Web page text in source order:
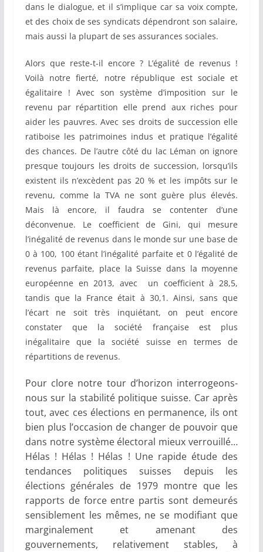
dans le dialogue, et il s’implique car sa voix compte,
et des choix de ses syndicats dépendront son salaire,
mais aussi la plupart de ses assurances sociales.
Alors que reste-t-il encore ? L’égalité de revenus !
Voilà notre fierté, notre république est sociale et
égalitaire ! Avec son système d’imposition sur le
revenu par répartition elle prend aux riches pour
aider les pauvres. Avec ses droits de succession elle
ratiboise les patrimoines indus et pratique l’égalité
des chances. De l’autre côté du lac Léman on ignore
presque toujours les droits de succession, lorsqu’ils
existent ils n’excèdent pas 20 % et les impôts sur le
revenu, comme la TVA ne sont guère plus élevés.
Mais là encore, il faudra se contenter d’une
déconvenue. Le coefficient de Gini, qui mesure
l’inégalité de revenus dans le monde sur une base de
0 à 100, 100 étant l’inégalité parfaite et 0 l’égalité de
revenus parfaite, place la Suisse dans la moyenne
européenne en 2013, avec un coefficient à 28,5,
tandis que la France était à 30,1. Ainsi, sans que
l’écart ne soit très inquiétant, on peut encore
constater que la société française est plus
inégalitaire que la société suisse en termes de
répartitions de revenus.
Pour clore notre tour d’horizon interrogeons-
nous sur la stabilité politique suisse. Car après
tout, avec ces élections en permanence, ils ont
bien plus l’occasion de changer de pouvoir que
dans notre système électoral mieux verrouillé…
Hélas ! Hélas ! Hélas ! Une rapide étude des
tendances politiques suisses depuis les
élections générales de 1979 montre que les
rapports de force entre partis sont demeurés
sensiblement les mêmes, ne se modifiant que
marginalement et amenant des
gouvernements, relativement stables, à